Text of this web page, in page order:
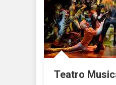
Teatro